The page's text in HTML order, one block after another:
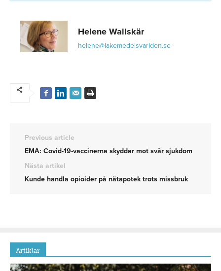
Helene Wallskär
helene@lakemedelsvarlden.se
Previous article
EMA: Covid-19-vaccinerna skyddar mot svår sjukdom
Nästa artikel
Kunde handla opioider på nätapotek trots missbruk
Artiklar